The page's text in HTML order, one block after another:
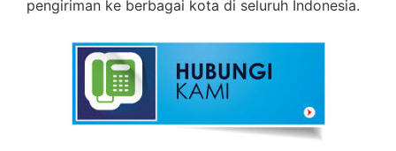
pengiriman ke berbagai kota di seluruh Indonesia.